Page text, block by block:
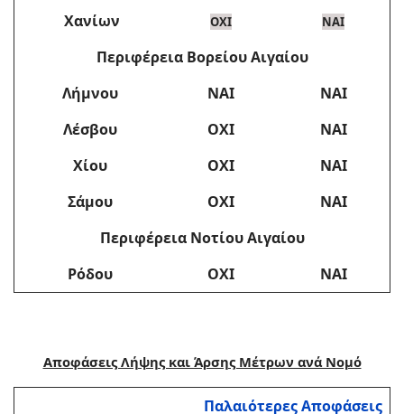
Χανίων ΟΧΙ ΝΑΙ
Περιφέρεια Βορείου Αιγαίου
Λήμνου
ΝΑΙ
ΝΑΙ
Λέσβου
ΟΧΙ
ΝΑΙ
Χίου
ΟΧΙ
ΝΑΙ
Σάμου
ΟΧΙ
ΝΑΙ
Περιφέρεια Νοτίου Αιγαίου
Ρόδου
ΟΧΙ ΝΑΙ
Αποφάσεις Λήψης και Άρσης Μέτρων ανά Νομό
Παλαιότερες Αποφάσεις